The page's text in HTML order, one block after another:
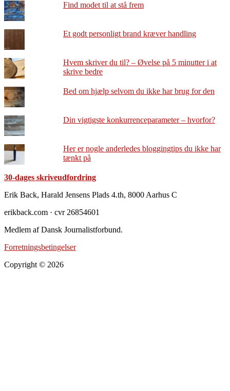
Find modet til at stå frem
Et godt personligt brand kræver handling
Hvem skriver du til? – Øvelse på 5 minutter i at
skrive bedre
Bed om hjælp selvom du ikke har brug for den
Din vigtigste konkurrenceparameter – hvorfor?
Her er nogle anderledes bloggingtips du ikke har
tænkt på
30-dages skriveudfordring
Footer
Erik Back, Harald Jensens Plads 4.th, 8000 Aarhus C
erikback.com · cvr 26854601
Medlem af Dansk Journalistforbund.
Forretningsbetingelser
Copyright © 2026